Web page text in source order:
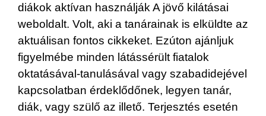
diákok aktívan használják A jövő kilátásai
weboldalt. Volt, aki a tanárainak is elküldte az
aktuálisan fontos cikkeket. Ezúton ajánljuk
figyelmébe minden látássérült fiatalok
oktatásával-tanulásával vagy szabadidejével
kapcsolatban érdeklődőnek, legyen tanár,
diák, vagy szülő az illető. Terjesztés esetén